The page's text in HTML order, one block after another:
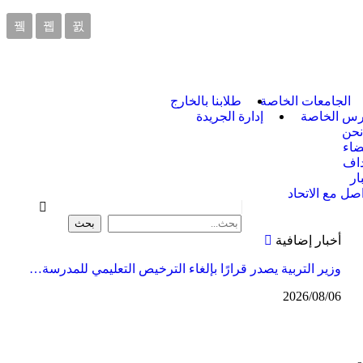
الجامعات الخاصة
طلابنا بالخارج
الخاصة
مع الاتحاد
إدارة الجريدة
أخبار إضافية
وزير التربية يصدر قرارًا بإلغاء الترخيص التعليمي للمدرسة…
2026/08/06